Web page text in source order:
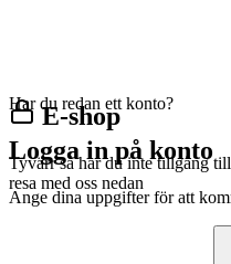
E-shop
Tyvärr så har du inte tillgång
resa med oss nedan
Har du redan ett konto?
Logga in på konto
Ange dina uppgifter för att